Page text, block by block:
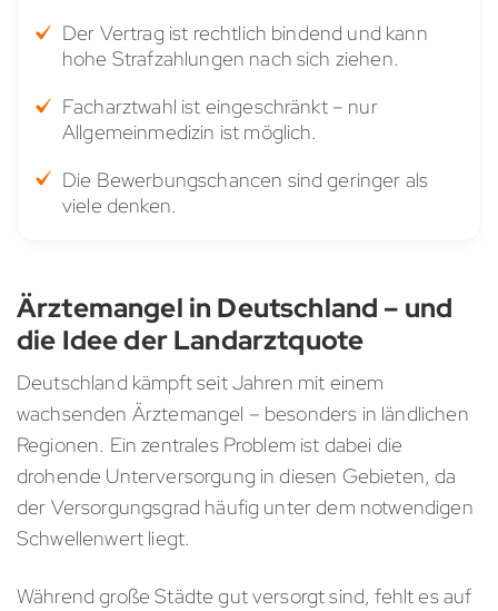
Der Vertrag ist rechtlich bindend und kann
hohe Strafzahlungen nach sich ziehen.
Facharztwahl ist eingeschränkt – nur
Allgemeinmedizin ist möglich.
Die Bewerbungschancen sind geringer als
viele denken.
Ärztemangel in Deutschland – und
die Idee der Landarztquote
Deutschland kämpft seit Jahren mit einem
wachsenden Ärztemangel – besonders in ländlichen
Regionen. Ein zentrales Problem ist dabei die
drohende Unterversorgung in diesen Gebieten, da
der Versorgungsgrad häufig unter dem notwendigen
Schwellenwert liegt.
Während große Städte gut versorgt sind, fehlt es auf